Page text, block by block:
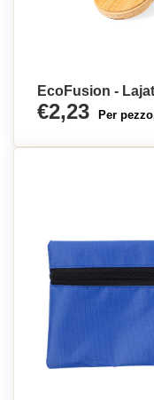
EcoFusion -
€2,23 Per